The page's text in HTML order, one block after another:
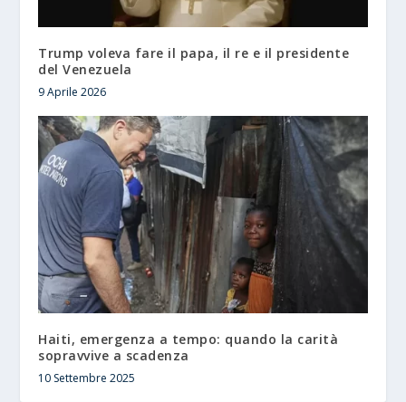
Trump voleva fare il papa, il re e il presidente
del Venezuela
9 Aprile 2026
Haiti, emergenza a tempo: quando la carità
sopravvive a scadenza
10 Settembre 2025